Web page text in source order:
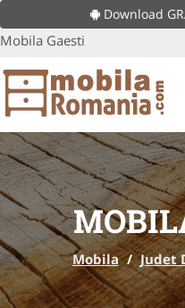
Download
Mobila Gaesti
Mobila / Judet